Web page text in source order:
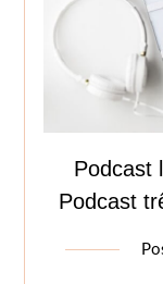
Podcast
Podcast